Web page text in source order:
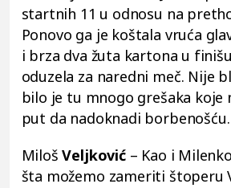
startnih 11 u odnosu na
Ponovo ga je koštala vruća
i brza dva žuta kartona u
oduzela za naredni meč. Nije
bilo je tu mnogo grešaka koje
put da nadoknadi
MilošVeljković – Kao i
šta možemo zameriti štoperu